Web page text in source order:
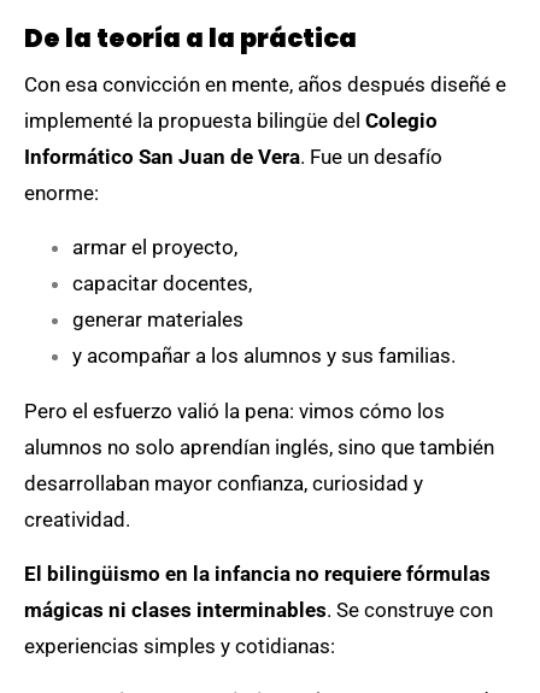
De la teoría a la práctica
Con esa convicción en mente, años después diseñé e
implementé la propuesta bilingüe del Colegio
Informático San Juan de Vera. Fue un desafío
enorme:
armar el proyecto,
capacitar docentes,
generar materiales
y acompañar a los alumnos y sus familias.
Pero el esfuerzo valió la pena: vimos cómo los
alumnos no solo aprendían inglés, sino que también
desarrollaban mayor confianza, curiosidad y
creatividad.
El bilingüismo en la infancia no requiere fórmulas
mágicas ni clases interminables. Se construye con
experiencias simples y cotidianas: